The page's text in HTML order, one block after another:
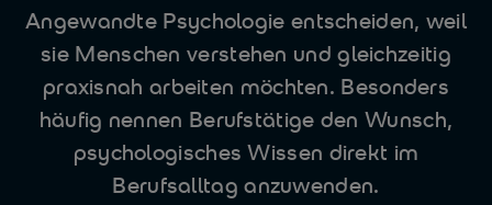
Angewandte Psychologie entscheiden, weil
sie Menschen verstehen und gleichzeitig
praxisnah arbeiten möchten. Besonders
häufig nennen Berufstätige den Wunsch,
psychologisches Wissen direkt im
Berufsalltag anzuwenden.